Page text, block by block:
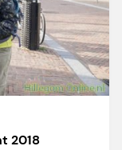
2018